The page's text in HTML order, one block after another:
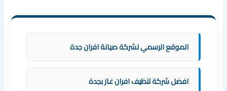
الموقع الرسمي لشركة صيانة افران جدة
افضل شركة تنظيف افران غاز بجدة